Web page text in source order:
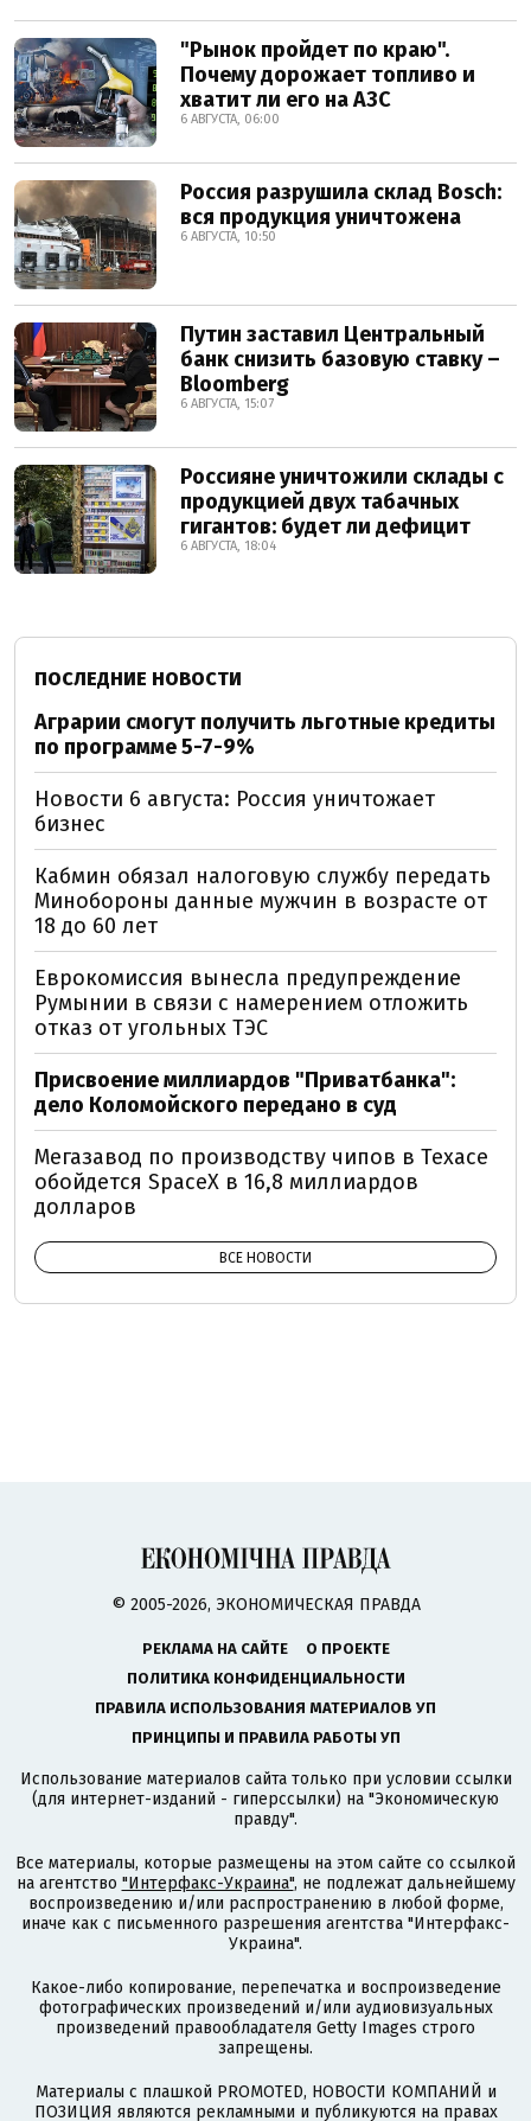
"Рынок пройдет по краю".
Почему дорожает топливо и
хватит ли его на АЗС
6 АВГУСТА, 06:00
Россия разрушила склад Bosch:
вся продукция уничтожена
6 АВГУСТА, 10:50
Путин заставил Центральный
банк снизить базовую ставку –
Bloomberg
6 АВГУСТА, 15:07
Россияне уничтожили склады с
продукцией двух табачных
гигантов: будет ли дефицит
6 АВГУСТА, 18:04
ПОСЛЕДНИЕ НОВОСТИ
Аграрии смогут получить льготные кредиты
по программе 5-7-9%
Новости 6 августа: Россия уничтожает
бизнес
Кабмин обязал налоговую службу передать
Минобороны данные мужчин в возрасте от
18 до 60 лет
Еврокомиссия вынесла предупреждение
Румынии в связи с намерением отложить
отказ от угольных ТЭС
Присвоение миллиардов "Приватбанка":
дело Коломойского передано в суд
Мегазавод по производству чипов в Техасе
обойдется SpaceX в 16,8 миллиардов
долларов
ВСЕ НОВОСТИ
© 2005-2026, ЭКОНОМИЧЕСКАЯ ПРАВДА
РЕКЛАМА НА САЙТЕ
О ПРОЕКТЕ
ПОЛИТИКА КОНФИДЕНЦИАЛЬНОСТИ
ПРАВИЛА ИСПОЛЬЗОВАНИЯ МАТЕРИАЛОВ УП
ПРИНЦИПЫ И ПРАВИЛА РАБОТЫ УП
Использование материалов сайта только при условии ссылки
(для интернет-изданий - гиперссылки) на "Экономическую
правду".
Все материалы, которые размещены на этом сайте со ссылкой
на агентство "Интерфакс-Украина", не подлежат дальнейшему
воспроизведению и/или распространению в любой форме,
иначе как с письменного разрешения агентства "Интерфакс-
Украина".
Какое-либо копирование, перепечатка и воспроизведение
фотографических произведений и/или аудиовизуальных
произведений правообладателя Getty Images строго
запрещены.
Материалы с плашкой PROMOTED, НОВОСТИ КОМПАНИЙ и
ПОЗИЦИЯ являются рекламными и публикуются на правах